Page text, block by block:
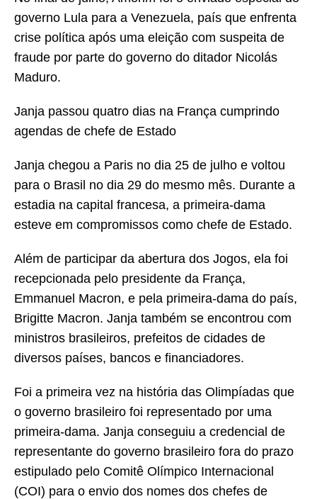
governo Lula para a Venezuela, país que enfrenta
crise política após uma eleição com suspeita de
fraude por parte do governo do ditador Nicolás
Maduro.
Janja passou quatro dias na França cumprindo
agendas de chefe de Estado
Janja chegou a Paris no dia 25 de julho e voltou
para o Brasil no dia 29 do mesmo mês. Durante a
estadia na capital francesa, a primeira-dama
esteve em compromissos como chefe de Estado.
Além de participar da abertura dos Jogos, ela foi
recepcionada pelo presidente da França,
Emmanuel Macron, e pela primeira-dama do país,
Brigitte Macron. Janja também se encontrou com
ministros brasileiros, prefeitos de cidades de
diversos países, bancos e financiadores.
Foi a primeira vez na história das Olimpíadas que
o governo brasileiro foi representado por uma
primeira-dama. Janja conseguiu a credencial de
representante do governo brasileiro fora do prazo
estipulado pelo Comitê Olímpico Internacional
(COI) para o envio dos nomes dos chefes de